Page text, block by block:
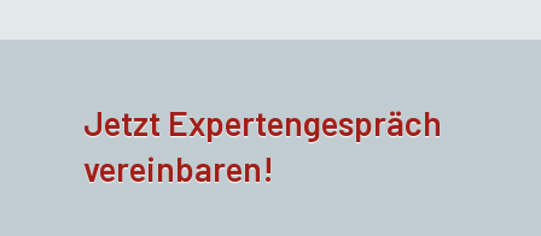
Jetzt Expertengespräch
vereinbaren!